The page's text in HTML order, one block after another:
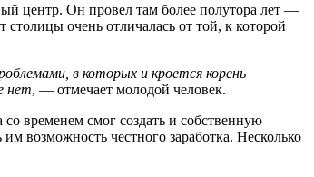
центр. Он провел там более полутора лет —
очень отличалась от той, к которой
в которых и кроется корень
нет, — отмечает молодой человек.
временем смог создать и собственную
возможность честного заработка. Несколько